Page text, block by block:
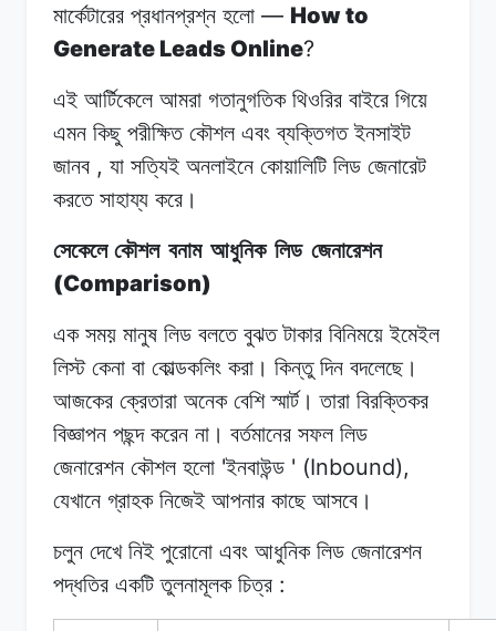
মার্কেটারের প্রধানপ্রশ্ন হলো — How to
Generate Leads Online?
এই আর্টিকেলে আমরা গতানুগতিক থিওরির বাইরে গিয়ে
এমন কিছু পরীক্ষিত কৌশল এবং ব্যক্তিগত ইনসাইট
জানব , যা সত্যিই অনলাইনে কোয়ালিটি লিড জেনারেট
করতে সাহায্য করে।
সেকেলে কৌশল বনাম আধুনিক লিড জেনারেশন
(Comparison)
এক সময় মানুষ লিড বলতে বুঝত টাকার বিনিময়ে ইমেইল
লিস্ট কেনা বা কোল্ডকলিং করা। কিন্তু দিন বদলেছে।
আজকের ক্রেতারা অনেক বেশি স্মার্ট। তারা বিরক্তিকর
বিজ্ঞাপন পছন্দ করেন না। বর্তমানের সফল লিড
জেনারেশন কৌশল হলো 'ইনবাউন্ড ' (Inbound),
যেখানে গ্রাহক নিজেই আপনার কাছে আসবে।
চলুন দেখে নিই পুরোনো এবং আধুনিক লিড জেনারেশন
পদ্ধতির একটি তুলনামূলক চিত্র :